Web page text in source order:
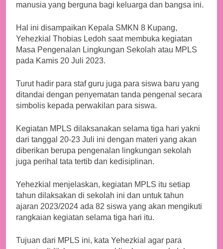
manusia yang berguna bagi keluarga dan bangsa ini.
Hal ini disampaikan Kepala SMKN 8 Kupang,
Yehezkial Thobias Ledoh saat membuka kegiatan
Masa Pengenalan Lingkungan Sekolah atau MPLS
pada Kamis 20 Juli 2023.
Turut hadir para staf guru juga para siswa baru yang
ditandai dengan penyematan tanda pengenal secara
simbolis kepada perwakilan para siswa.
Kegiatan MPLS dilaksanakan selama tiga hari yakni
dari tanggal 20-23 Juli ini dengan materi yang akan
diberikan berupa pengenalan lingkungan sekolah
juga perihal tata tertib dan kedisiplinan.
Yehezkial menjelaskan, kegiatan MPLS itu setiap
tahun dilaksakan di sekolah ini dan untuk tahun
ajaran 2023/2024 ada 82 siswa yang akan mengikuti
rangkaian kegiatan selama tiga hari itu.
Tujuan dari MPLS ini, kata Yehezkial agar para